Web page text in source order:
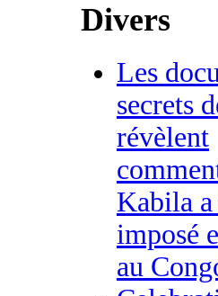
Divers
Les
secrets
révèlent
Kabila a
imposé
au